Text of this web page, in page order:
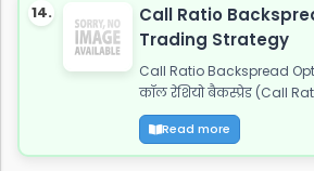
14.
Call Ratio
Trading Strategy
Call Ratio Backspread
कॉल रेशियो बैकस्प्रेड (Call
Read more